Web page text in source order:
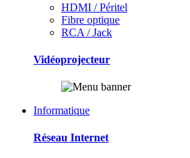
HDMI / Péritel
Fibre optique
RCA / Jack
Vidéoprojecteur
Informatique
Réseau Internet